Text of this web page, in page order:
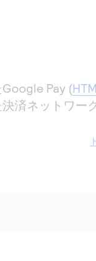
Pay (
済ネットワー